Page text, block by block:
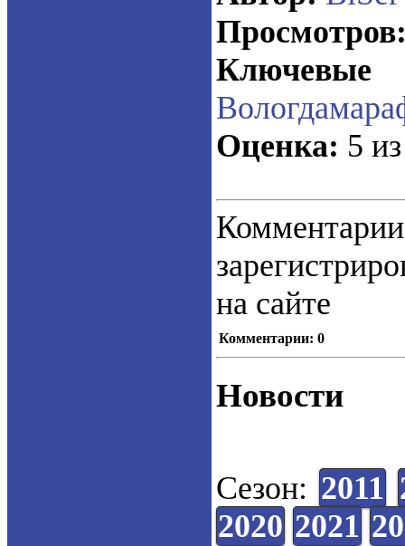
Ключевые
Оценка: 5
на сайте
Комментарии: 0
Новости
Сезон: 2011
2020 2021